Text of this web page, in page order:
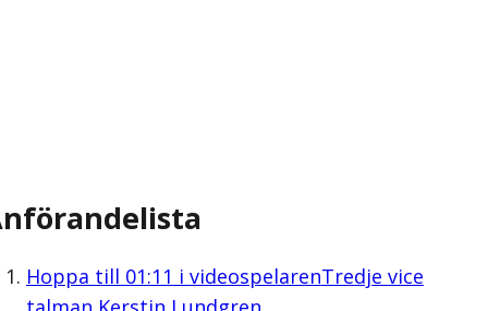
Hoppa till 01:11 i videospelarenTredje vice